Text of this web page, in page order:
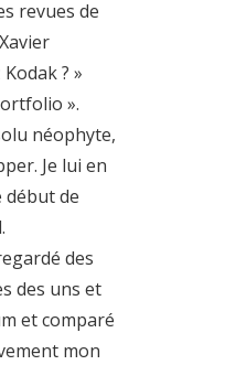
revues de
? »
».
néophyte,
Je lui en
début de
des
des uns et
et comparé
mon